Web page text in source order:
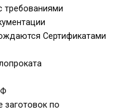
требованиями
Сертификатами
заготовок по